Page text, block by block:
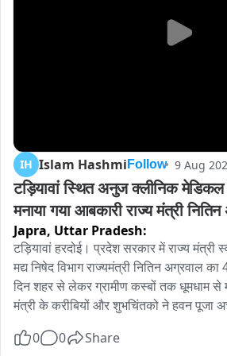
IH Islam Hashmi Follow 9 Aug
टड़ियावां स्थित अनुज क्लीनिक
मनाया गया आबकारी राज्य मंत्री
जन्मदिन।
Japra, Uttar Pradesh:
टड़ियावां हरदोई। प्रदेश सरकार में राज्य मंत्री
मद्य निषेद विभाग राज्यमंत्री नितिन अग्रवाल
दिन शहर से लेकर ग्रामीण कस्बों तक धूमधाम से
मंत्री के करीबियों और शुभचिंतको ने हवन पूजा
क्लीनिक मेडिकल हॉल में शनिवार को आबकारी
0 0 Share